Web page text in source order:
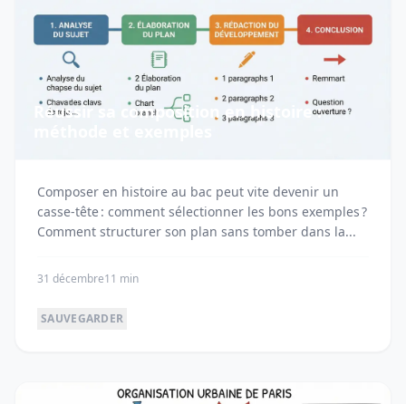
Réussir sa composition en histoire :
Composer en histoire au bac peut vite devenir un
casse-tête : comment sélectionner les bons exemples ?
Comment structurer son plan sans tomber dans la...
31 décembre11 min
SAUVEGARDER